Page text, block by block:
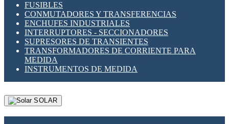
FUSIBLES
CONMUTADORES Y TRANSFERENCIAS
ENCHUFES INDUSTRIALES
INTERRUPTORES - SECCIONADORES
SUPRESORES DE TRANSIENTES
TRANSFORMADORES DE CORRIENTE PARA
MEDIDA
INSTRUMENTOS DE MEDIDA
SOLAR